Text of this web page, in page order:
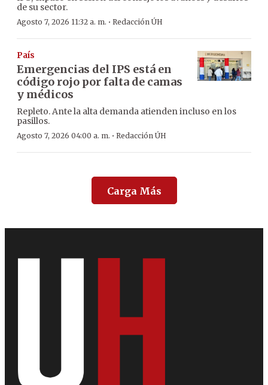
de su sector.
Agosto 7, 2026 11:32 a. m. · Redacción ÚH
País
Emergencias del IPS está en
código rojo por falta de camas
y médicos
Repleto. Ante la alta demanda atienden incluso en los
pasillos.
Agosto 7, 2026 04:00 a. m. · Redacción ÚH
Carga Más